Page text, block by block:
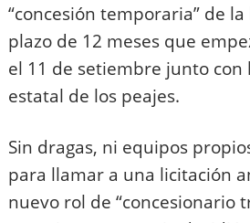
“concesión temporaria” de
plazo de 12 meses que
el 11 de setiembre junto con
estatal de los peajes.
Sin dragas, ni equipos
para llamar a una licitación
nuevo rol de “concesionario